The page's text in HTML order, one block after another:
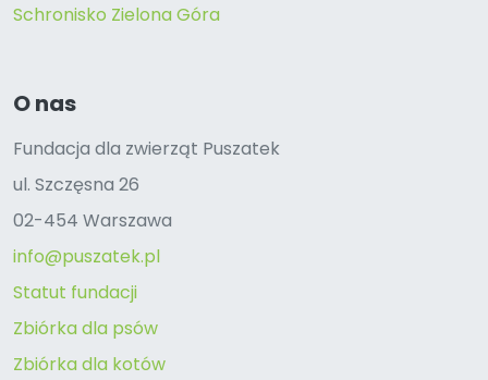
Schronisko Zielona Góra
O nas
Fundacja dla zwierząt Puszatek
ul. Szczęsna 26
02-454 Warszawa
info@puszatek.pl
Statut fundacji
Zbiórka dla psów
Zbiórka dla kotów